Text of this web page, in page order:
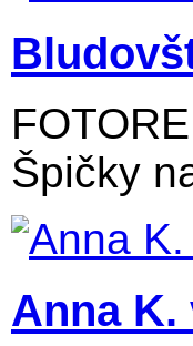
Špičky
Anna K.